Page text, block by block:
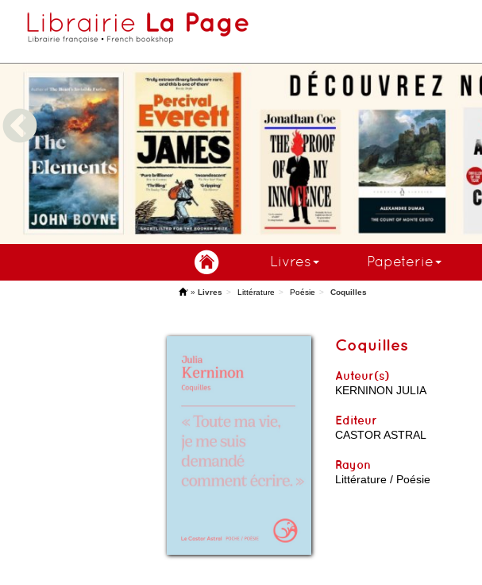
Livres Papeterie
'» Livres Littérature Poésie Coquilles
Coquilles
Auteur(s)
KERNINON JULIA
Editeur
CASTOR ASTRAL
Rayon
Littérature / Poésie